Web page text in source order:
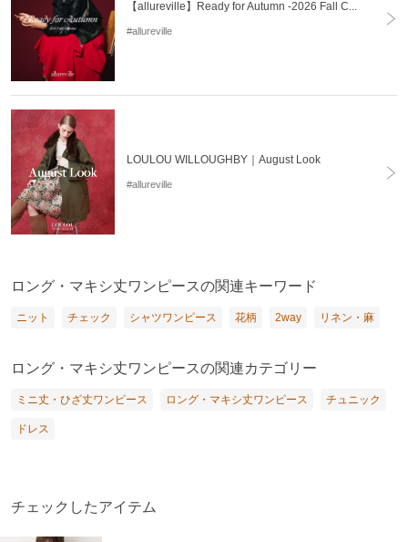
【allureville】Ready for Autumn -2026 Fall C...
#allureville
LOULOU WILLOUGHBY｜August Look
#allureville
ロング・マキシ丈ワンピースの関連キーワード
ニット チェック シャツワンピース 花柄 2way リネン・麻
ロング・マキシ丈ワンピースの関連カテゴリー
ミニ丈・ひざ丈ワンピース ロング・マキシ丈ワンピース チュニック
ドレス
チェックしたアイテム